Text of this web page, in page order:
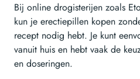
Bij online drogisterijen zoals
kun je erectiepillen kopen
recept nodig hebt. Je kunt
vanuit huis en hebt vaak de
en doseringen.